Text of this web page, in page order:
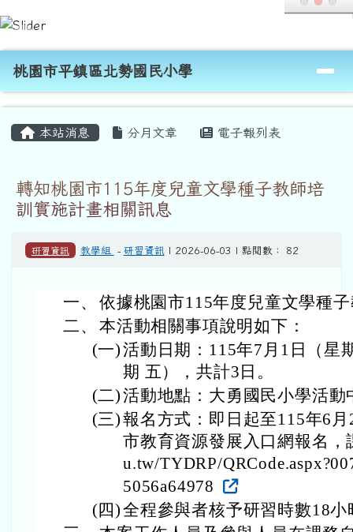
跳至主內容區
桃園市平鎮區北勢國民小學
導覽列
桃園市平鎮區北勢國民小學
本站消息 分月文章 電子報列表
轉知桃園市115年度兒童文學種子教師培
訓實施計畫相關訊息
研習資訊 教學組 - 研習資訊| 2026-06-03 | 點閱數： 82
一、 依據桃園市115年度兒童文學種
二、 本活動相關事項說明如下：
(一)活動日期：115年7月1日（星
期 五），共計3日。
(二)活動地點：大勇國民小學活動
(三)報名方式：即日起至115年6
市教育資源發展入口網報名
u.tw/TYDRP/
5056a64978
(四)全程參與者核予研習時數18小